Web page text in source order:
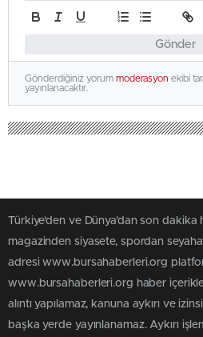
Gönder
Gönderdiğiniz yorum moderasyon ekibi
yayınlanacaktır.
Türkiye'den ve Dünya’dan son dakika
magazinden siyasete, spordan
adresi www.bursahaberleri.org
www.bursahaberleri.org haber
alıntı yapılamaz, kanuna aykırı ve
başka yerde yayınlanamaz. Aykırı